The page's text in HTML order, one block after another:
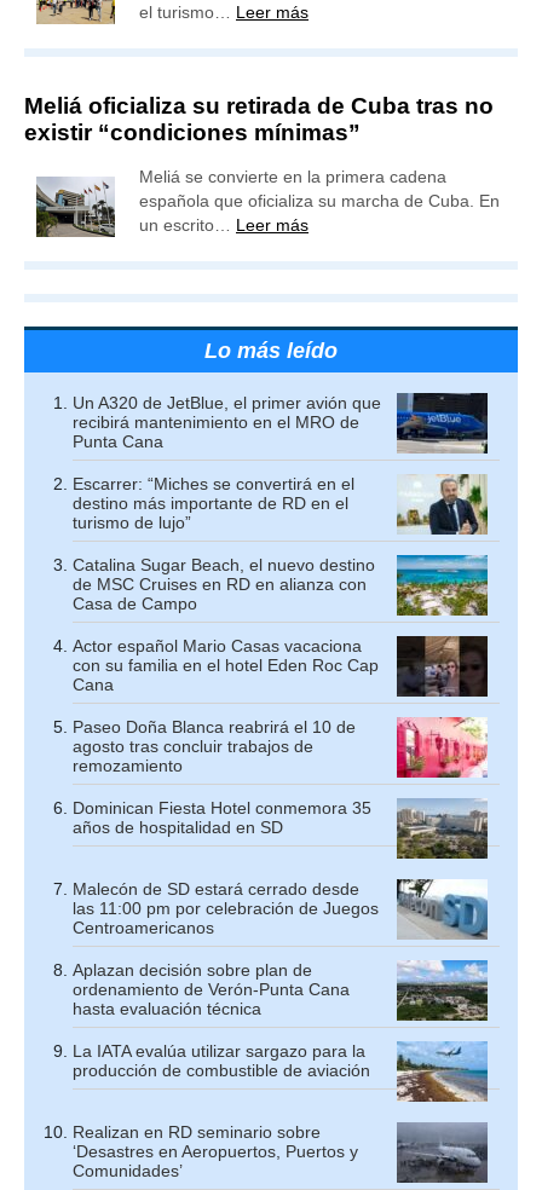
el turismo… Leer más
Meliá oficializa su retirada de Cuba tras no
existir “condiciones mínimas”
Meliá se convierte en la primera cadena
española que oficializa su marcha de Cuba. En
un escrito… Leer más
Lo más leído
Un A320 de JetBlue, el primer avión que
recibirá mantenimiento en el MRO de
Punta Cana
Escarrer: “Miches se convertirá en el
destino más importante de RD en el
turismo de lujo”
Catalina Sugar Beach, el nuevo destino
de MSC Cruises en RD en alianza con
Casa de Campo
Actor español Mario Casas vacaciona
con su familia en el hotel Eden Roc Cap
Cana
Paseo Doña Blanca reabrirá el 10 de
agosto tras concluir trabajos de
remozamiento
Dominican Fiesta Hotel conmemora 35
años de hospitalidad en SD
Malecón de SD estará cerrado desde
las 11:00 pm por celebración de Juegos
Centroamericanos
Aplazan decisión sobre plan de
ordenamiento de Verón-Punta Cana
hasta evaluación técnica
La IATA evalúa utilizar sargazo para la
producción de combustible de aviación
Realizan en RD seminario sobre
‘Desastres en Aeropuertos, Puertos y
Comunidades’